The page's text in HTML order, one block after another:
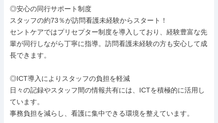
◎安心の同行サポート制度
スタッフの約73％が訪問看護未経験からスタート！
セントケアではプリセプター制度を導入しており、経験豊富な先
輩が同行しながら丁寧に指導。訪問看護未経験の方も安心して成
長できます。
◎ICT導入によりスタッフの負担を軽減
日々の記録やスタッフ間の情報共有には、ICTを積極的に活用し
ています。
事務負担を減らし、看護に集中できる環境を整えています。